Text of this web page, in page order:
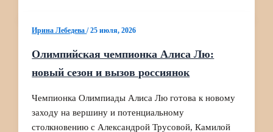
Ирина Лебедева/25 июля, 2026
Олимпийская чемпионка Алиса Лю:
новый сезон и вызов россиянок
Чемпионка Олимпиады Алиса Лю готова к новому
заходу на вершину и потенциальному
столкновению с Александрой Трусовой, Камилой